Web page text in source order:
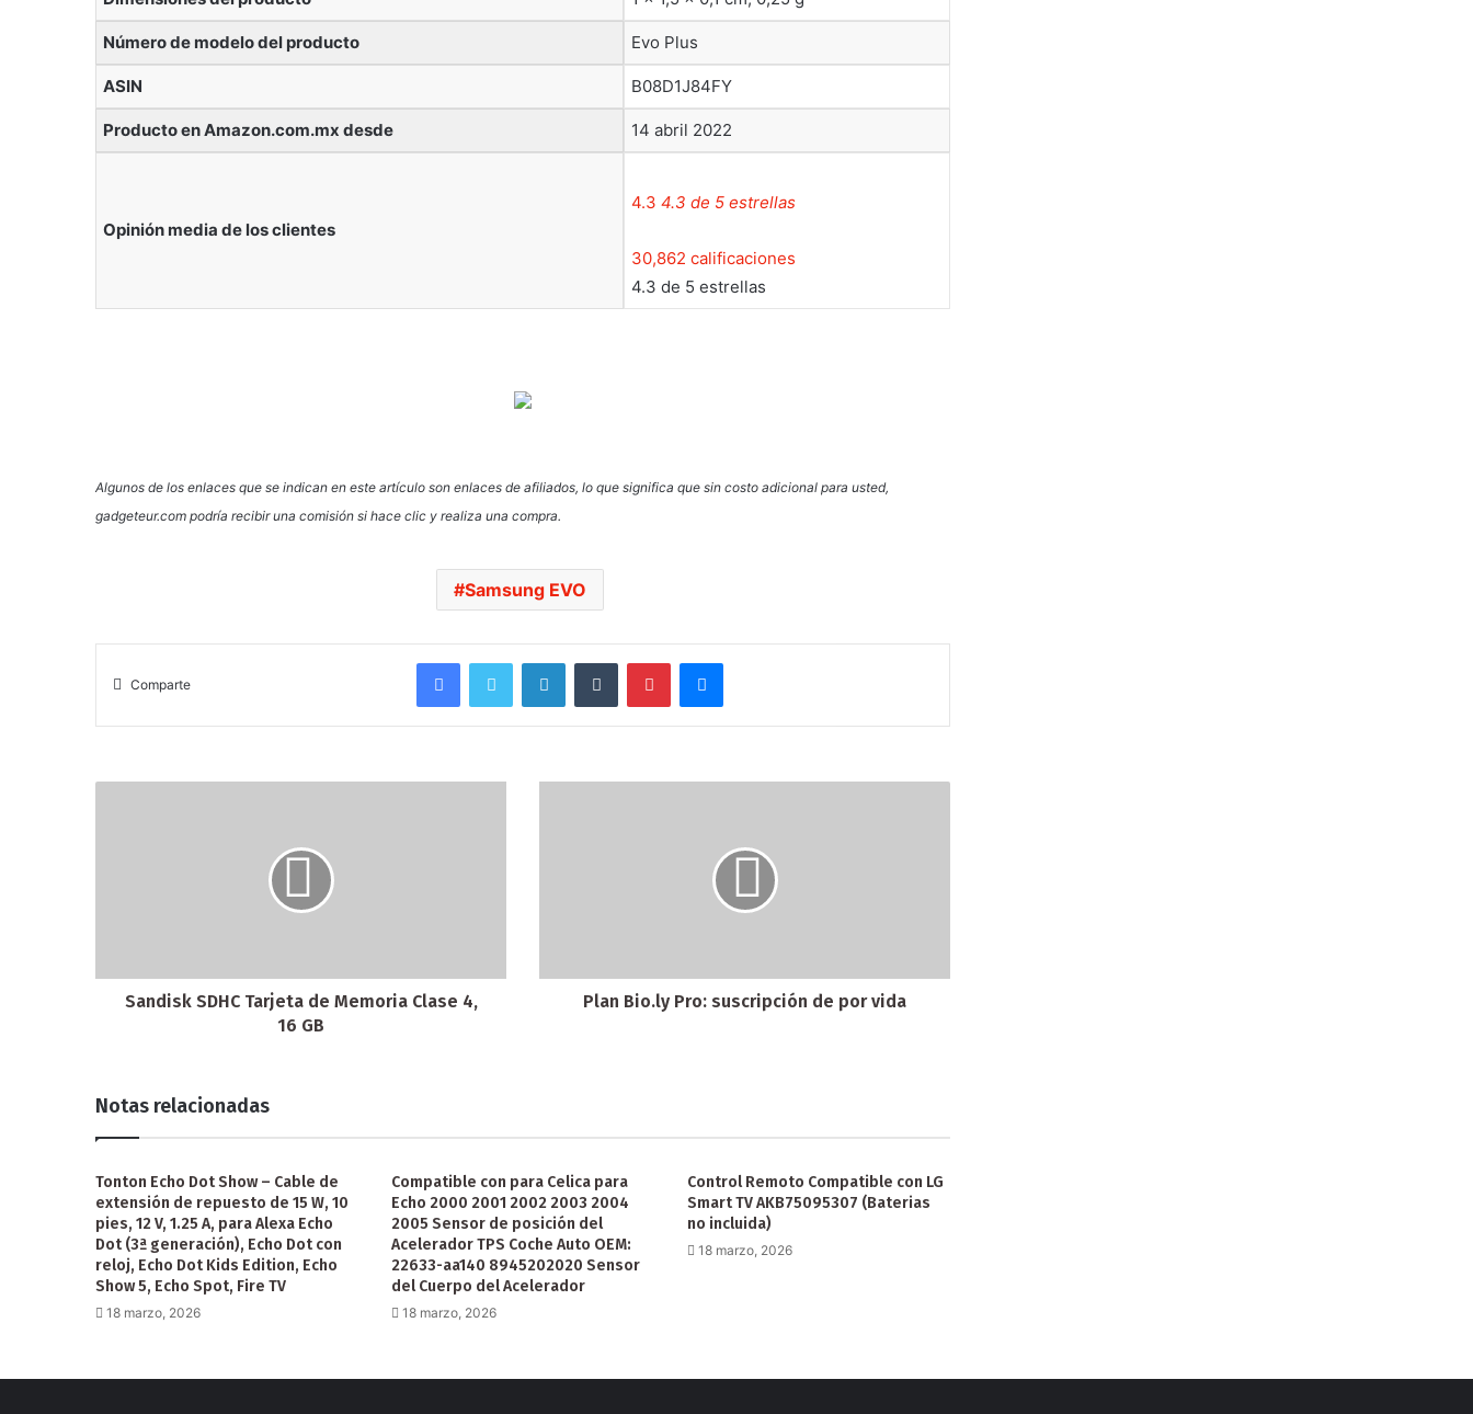
Número de modelo del producto Evo Plus
ASIN B08D1J84FY
Producto en Amazon.com.mx desde 14 abril 2022
Opinión media de los clientes
4.3 4.3 de 5 estrellas
30,862 calificaciones
4.3 de 5 estrellas
Algunos de los enlaces que se indican en este artículo son enlaces de afiliados, lo que significa que sin costo adicional para usted,
gadgeteur.com podría recibir una comisión si hace clic y realiza una compra.
Samsung EVO
Comparte
Sandisk SDHC Tarjeta de Memoria Clase 4,
16 GB
Plan Bio.ly Pro: suscripción de por vida
Notas relacionadas
Tonton Echo Dot Show – Cable de
extensión de repuesto de 15 W, 10
pies, 12 V, 1.25 A, para Alexa Echo
Dot (3ª generación), Echo Dot con
reloj, Echo Dot Kids Edition, Echo
Show 5, Echo Spot, Fire TV
18 marzo, 2026
Compatible con para Celica para
Echo 2000 2001 2002 2003 2004
2005 Sensor de posición del
Acelerador TPS Coche Auto OEM:
22633-aa140 8945202020 Sensor
del Cuerpo del Acelerador
18 marzo, 2026
Control Remoto Compatible con LG
Smart TV AKB75095307 (Baterias
no incluida)
18 marzo, 2026